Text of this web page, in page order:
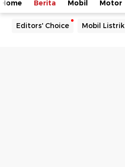
Home Berita Mobil Motor
Editors' Choice Mobil Listrik